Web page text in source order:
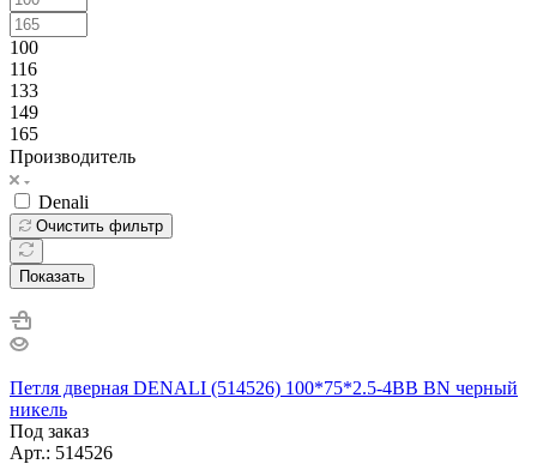
100
116
133
149
165
Производитель
Denali
Очистить фильтр
Показать
Петля дверная DENALI (514526) 100*75*2.5-4BB BN черный
никель
Под заказ
Арт.: 514526